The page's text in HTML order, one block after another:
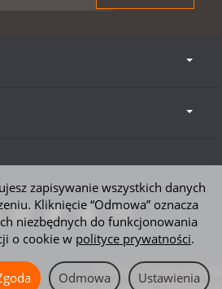
*) brutto + koszty dostawy
zapisywanie wszystkich danych
Kliknięcie “Odmowa” oznacza
niezbędnych do funkcjonowania
o cookie w polityce prywatności.
Ustawienia
Odmowa